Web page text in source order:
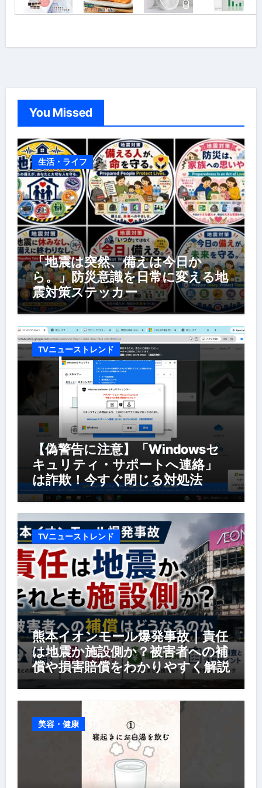
You Missed
生活・ライフ
「地震は突然、備えは今日か
ら。」防災意識を日常に変える地
震対策ステッカー
TVニューストレンド
【偽警告に注意】「Windowsセ
キュリティ・サポートへ連絡」
は詐欺！今すぐ閉じる対処法
TVニューストレンド
熊本イオンモール爆発事故｜責任
は地震か施設側か？被害者への補
償や損害賠償をわかりやすく解説
美容・健康